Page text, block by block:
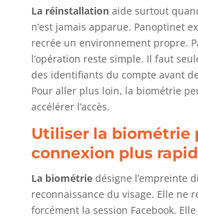
La réinstallationaide surtout
n’est jamais apparue. Panoptinet
recrée un environnement propre.
l’opération reste simple. Il faut
des identifiants du compte avant
Pour aller plus loin, la biométrie
accélérer l’accès.
Utiliser la biométrie
connexion plus
La biométriedésigne l’empreinte
reconnaissance du visage. Elle ne
forcément la session Facebook.